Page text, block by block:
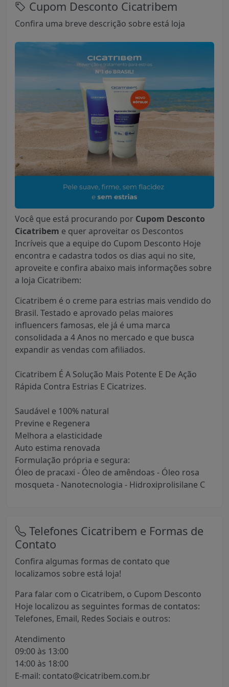
Cupom Desconto Cicatribem
Confira uma breve descrição sobre está loja
Você que está procurando por Cupom Desconto
Cicatribem e quer aproveitar os Descontos
Incríveis que a equipe do Cupom Desconto Hoje
encontra e cadastra todos os dias aqui no site,
aproveite e confira abaixo mais informações sobre
a loja Cicatribem:
Cicatribem é o creme para estrias mais vendido do
Brasil. Testado e aprovado pelas maiores
influencers famosas, ele já é uma marca
consolidada a 4 Anos no mercado e que busca
expandir as vendas com afiliados.
Cicatribem É A Solução Mais Potente E De Ação
Rápida Contra Estrias E Cicatrizes.
Saudável e 100% natural
Previne e Regenera
Melhora a elasticidade
Auto estima renovada
Formulação própria e segura:
Óleo de pracaxi - Óleo de amêndoas - Óleo rosa
mosqueta - Nanotecnologia - Hidroxiprolisilane C
Telefones Cicatribem e Formas de
Contato
Confira algumas formas de contato que
localizamos sobre está loja!
Para falar com o Cicatribem, o Cupom Desconto
Hoje localizou as seguintes formas de contatos:
Telefones, Email, Redes Sociais e outros:
Atendimento
09:00 às 13:00
14:00 às 18:00
E-mail: contato@cicatribem.com.br